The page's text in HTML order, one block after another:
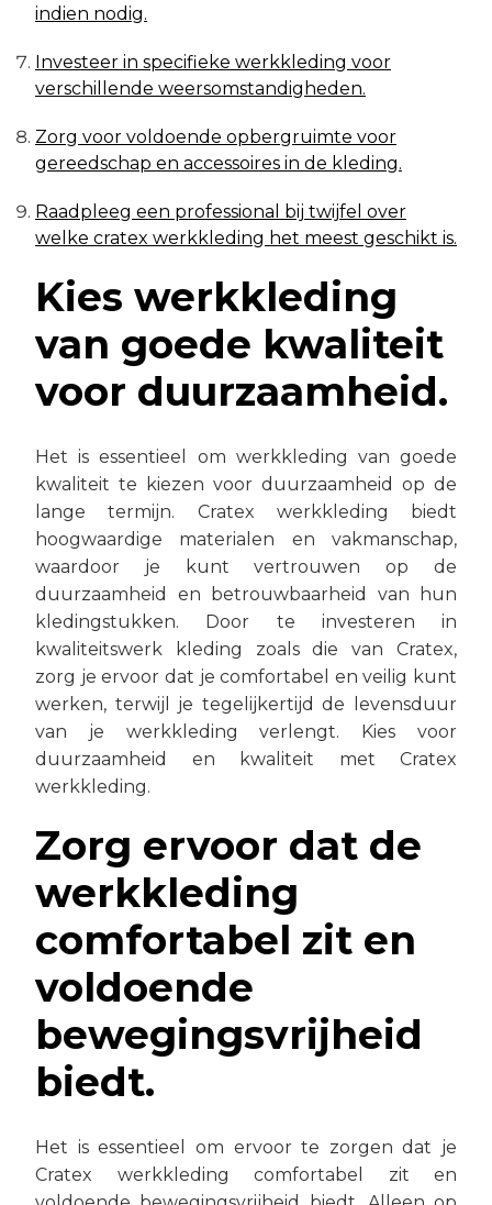
indien nodig.
Investeer in specifieke werkkleding voor
verschillende weersomstandigheden.
Zorg voor voldoende opbergruimte voor
gereedschap en accessoires in de kleding.
Raadpleeg een professional bij twijfel over
welke cratex werkkleding het meest geschikt is.
Kies werkkleding
van goede kwaliteit
voor duurzaamheid.
Het is essentieel om werkkleding van goede
kwaliteit te kiezen voor duurzaamheid op de
lange termijn. Cratex werkkleding biedt
hoogwaardige materialen en vakmanschap,
waardoor je kunt vertrouwen op de
duurzaamheid en betrouwbaarheid van hun
kledingstukken. Door te investeren in
kwaliteitswerk kleding zoals die van Cratex,
zorg je ervoor dat je comfortabel en veilig kunt
werken, terwijl je tegelijkertijd de levensduur
van je werkkleding verlengt. Kies voor
duurzaamheid en kwaliteit met Cratex
werkkleding.
Zorg ervoor dat de
werkkleding
comfortabel zit en
voldoende
bewegingsvrijheid
biedt.
Het is essentieel om ervoor te zorgen dat je
Cratex werkkleding comfortabel zit en